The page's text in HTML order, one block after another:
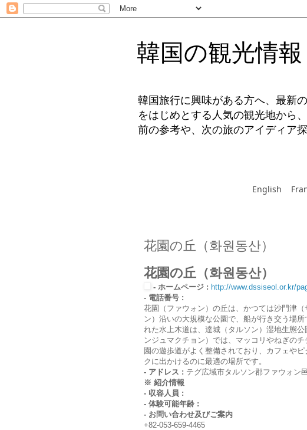
韓国の観光情報
韓国旅行に興味がある方へ、最新
をはじめとする人気の観光地から
前の参考や、次の旅のアイディア
English
花園の丘（화원동산）
花園の丘（화원동산）
- ホームページ : http://www.dssiseol.or.kr/
- 電話番号 :
花園（ファウォン）の丘は、かつては沙門津
ン）沿いの大規模な公園で、船が行き交う場
れた水上木道は、達城（タルソン）湿地生態
ンジュマクチョン）では、マッコリやねぎの
園の遊歩道がよく整備されており、カフェや
クに出かけるのに最適の場所です。
- アドレス : テグ広域市タルソン郡ファウォン
※ 紹介情報
- 収容人員 :
- 体験可能年齢 :
- お問い合わせ及びご案内
+82-053-659-4465